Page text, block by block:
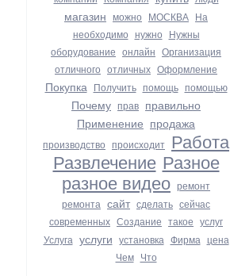
магазин можно МОСКВА На
необходимо нужно Нужны
оборудование онлайн Организация
отличного отличных Оформление
Покупка Получить помощь помощью
Почему прав правильно
Применение продажа
производство происходит Работа
Развлечение Разное
разное видео ремонт
ремонта сайт сделать сейчас
современных Создание такое услуг
Услуга услуги установка Фирма цена
Чем Что